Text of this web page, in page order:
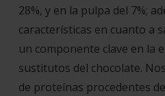
28%, y en la pulpa del 7%;
características en cuanto a
un componente clave en la
sustitutos del chocolate.
de proteínas procedentes